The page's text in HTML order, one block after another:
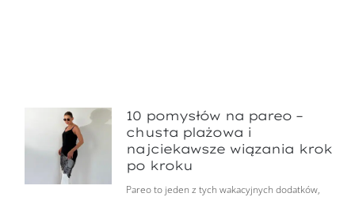
10 pomysłów na pareo –
chusta plażowa i
najciekawsze wiązania krok
po kroku
Pareo to jeden z tych wakacyjnych dodatków,